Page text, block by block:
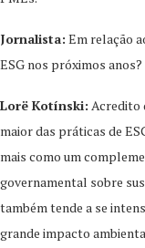
Jornalista: Em relação
ESG nos próximos anos?
Lorë Kotínski: Acredito
maior das práticas de
mais como um
governamental sobre
também tende a se
grande impacto